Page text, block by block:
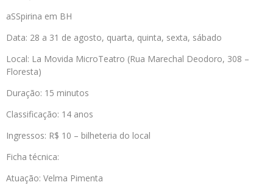
aSSpirina em BH
Data: 28 a 31 de agosto, quarta, quinta, sexta, sábado
Local: La Movida MicroTeatro (Rua Marechal Deodoro, 308 –
Floresta)
Duração: 15 minutos
Classificação: 14 anos
Ingressos: R$ 10 – bilheteria do local
Ficha técnica:
Atuação: Velma Pimenta